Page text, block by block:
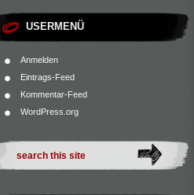
USERMENÜ
Anmelden
Eintrags-Feed
Kommentar-Feed
WordPress.org